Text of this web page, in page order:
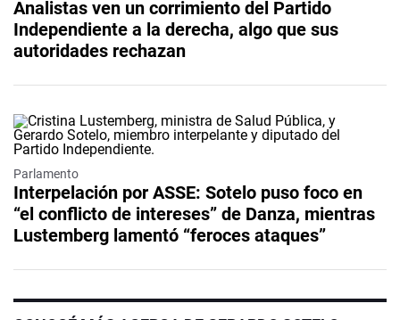
Analistas ven un corrimiento del Partido
Independiente a la derecha, algo que sus
autoridades rechazan
Parlamento
Interpelación por ASSE: Sotelo puso foco en
“el conflicto de intereses” de Danza, mientras
Lustemberg lamentó “feroces ataques”